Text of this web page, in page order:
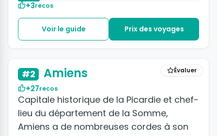
+3recos
Voir le guide Prix des voyages
Évaluer
#2 Amiens
+27recos
Capitale historique de la Picardie et chef-
lieu du département de la Somme,
Amiens a de nombreuses cordes à son